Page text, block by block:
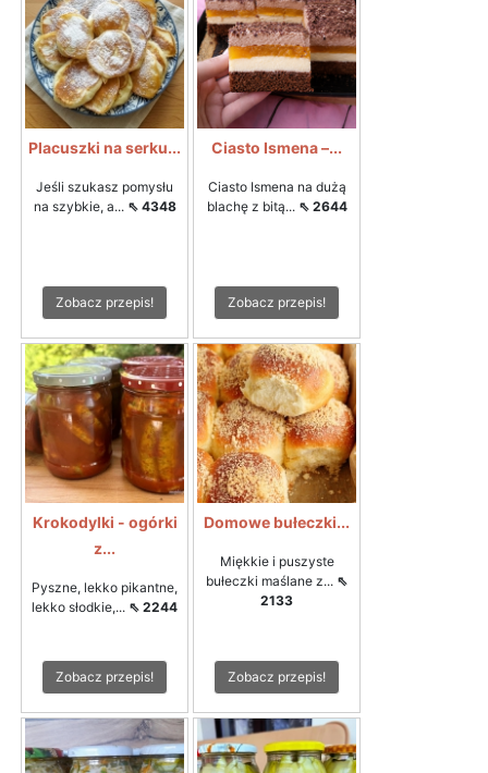
Placuszki na serku...
Jeśli szukasz pomysłu
na szybkie, a... ⇖ 4348
Zobacz przepis!
Ciasto Ismena –...
Ciasto Ismena na dużą
blachę z bitą... ⇖ 2644
Zobacz przepis!
Krokodylki - ogórki
z...
Pyszne, lekko pikantne,
lekko słodkie,... ⇖ 2244
Zobacz przepis!
Domowe bułeczki...
Miękkie i puszyste
bułeczki maślane z... ⇖
2133
Zobacz przepis!